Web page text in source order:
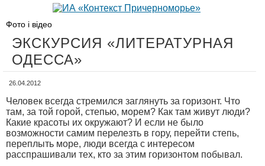
Фото і відео
ЭКСКУРСИЯ «ЛИТЕРАТУРНАЯ
ОДЕССА»
26.04.2012
Человек всегда стремился заглянуть за горизонт. Что
там, за той горой, степью, морем? Как там живут люди?
Какие красоты их окружают? И если не было
возможности самим перелезть в гору, перейти степь,
переплыть море, люди всегда с интересом
расспрашивали тех, кто за этим горизонтом побывал.